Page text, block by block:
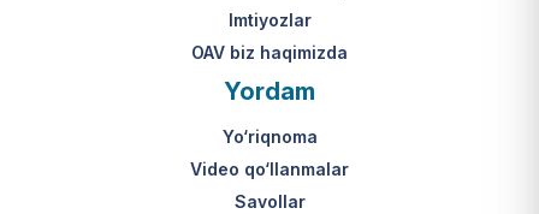
Imtiyozlar
OAV biz haqimizda
Yordam
Yo‘riqnoma
Video qo‘llanmalar
Savollar